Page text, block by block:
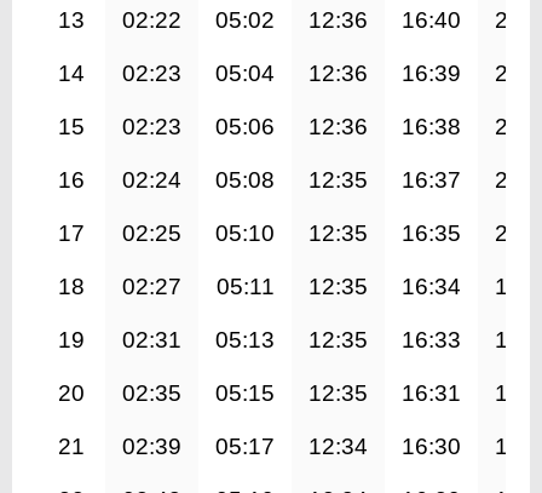
13 02:22 05:02 12:36 16:40
14 02:23 05:04 12:36 16:39
15 02:23 05:06 12:36 16:38
16 02:24 05:08 12:35 16:37
17 02:25 05:10 12:35 16:35
18 02:27 05:11 12:35 16:34
19 02:31 05:13 12:35 16:33
20 02:35 05:15 12:35 16:31
21 02:39 05:17 12:34 16:30